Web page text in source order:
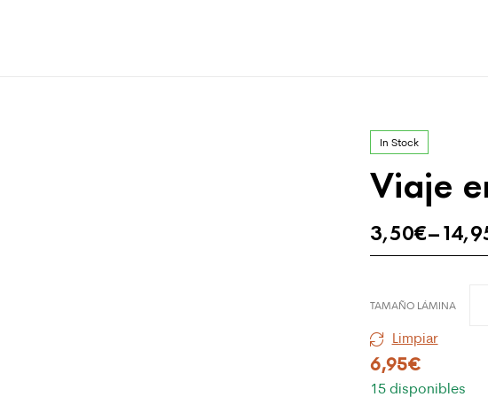
In Stock
Viaje
3,50€–
TAMAÑO LÁMINA
Limpiar
6,95€
15 disponibles